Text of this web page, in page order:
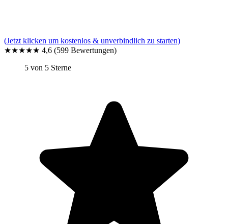
(Jetzt klicken um kostenlos & unverbindlich zu starten)
★★★★★ 4,6 (599 Bewertungen)
5 von 5 Sterne